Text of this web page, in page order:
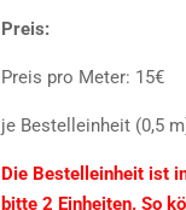
Preis:
Preis pro Meter: 15€
je Bestelleinheit (0,5
Die Bestelleinheit ist
bitte 2 Einheiten. So